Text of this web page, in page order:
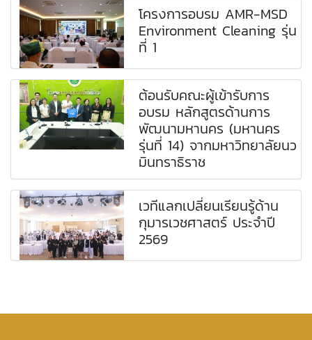
โครงการอบรม AMR-MSD
Environment Cleaning รุ่น
ที่ 1
ต้อนรับคณะผู้เข้ารับการ
อบรม หลักสูตรด้านการ
พัฒนามหานคร (มหานคร
รุ่นที่ 14) จากมหาวิทยาลัยนว
มินทราธิราช
เวทีแลกเปลี่ยนเรียนรู้ด้าน
กุมารเวชศาสตร์ ประจำปี
2569